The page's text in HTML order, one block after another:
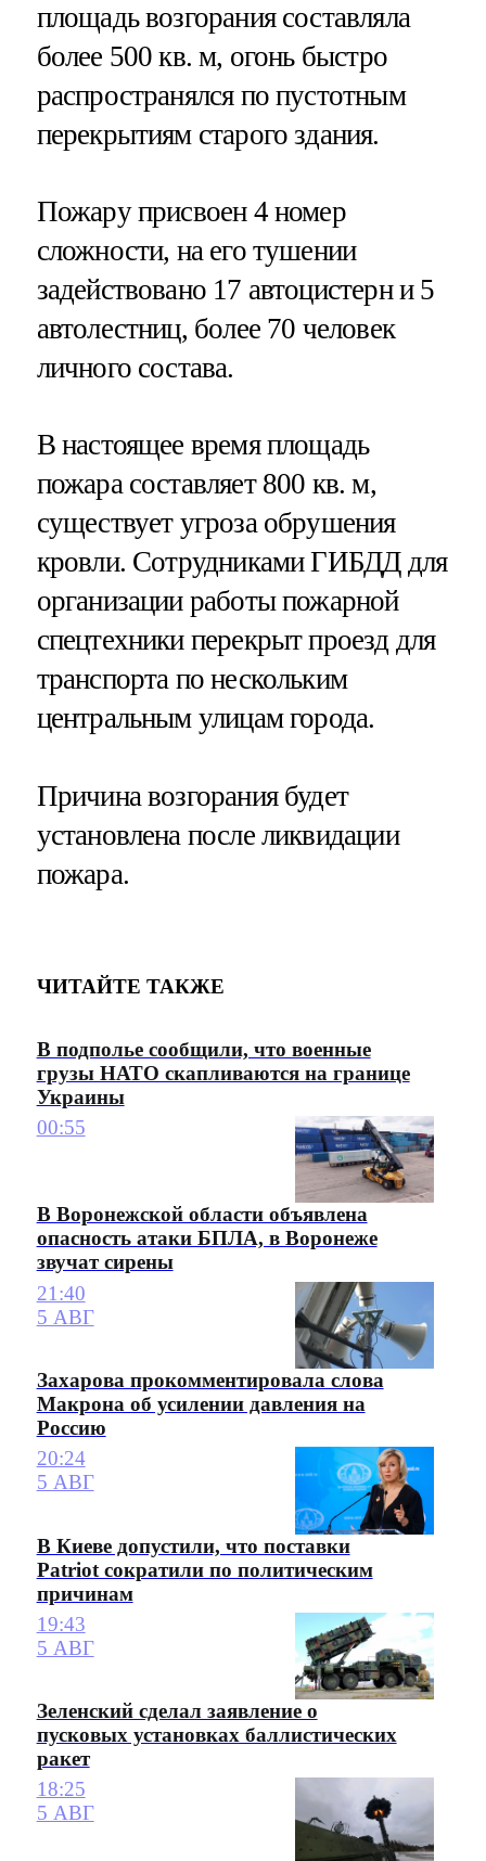
площадь возгорания составляла
более 500 кв. м, огонь быстро
распространялся по пустотным
перекрытиям старого здания.
Пожару присвоен 4 номер
сложности, на его тушении
задействовано 17 автоцистерн и 5
автолестниц, более 70 человек
личного состава.
В настоящее время площадь
пожара составляет 800 кв. м,
существует угроза обрушения
кровли. Сотрудниками ГИБДД для
организации работы пожарной
спецтехники перекрыт проезд для
транспорта по нескольким
центральным улицам города.
Причина возгорания будет
установлена после ликвидации
пожара.
ЧИТАЙТЕ ТАКЖЕ
В подполье сообщили, что военные
грузы НАТО скапливаются на границе
Украины
00:55
В Воронежской области объявлена
опасность атаки БПЛА, в Воронеже
звучат сирены
21:40
5 АВГ
Захарова прокомментировала слова
Макрона об усилении давления на
Россию
20:24
5 АВГ
В Киеве допустили, что поставки
Patriot сократили по политическим
причинам
19:43
5 АВГ
Зеленский сделал заявление о
пусковых установках баллистических
ракет
18:25
5 АВГ